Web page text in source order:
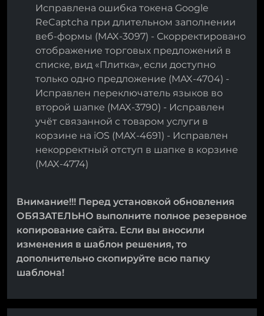
Исправлена ошибка токена Google
ReCaptcha при длительном заполнении
веб-формы (MAX-3097) - Скорректировано
отображение торговых предложений в
списке, вид «Плитка», если доступно
только одно предложение (MAX-4704) -
Исправлен переключатель языков во
второй шапке (MAX-3790) - Исправлен
учёт связанной с товаром услуги в
корзине на iOS (MAX-4691) - Исправлен
некорректный отступ в шапке в корзине
(MAX-4774)
Внимание!!! Перед установкой обновления
ОБЯЗАТЕЛЬНО выполните полное резервное
копирование сайта. Если вы вносили
изменения в шаблон решения, то
дополнительно скопируйте всю папку
шаблона!